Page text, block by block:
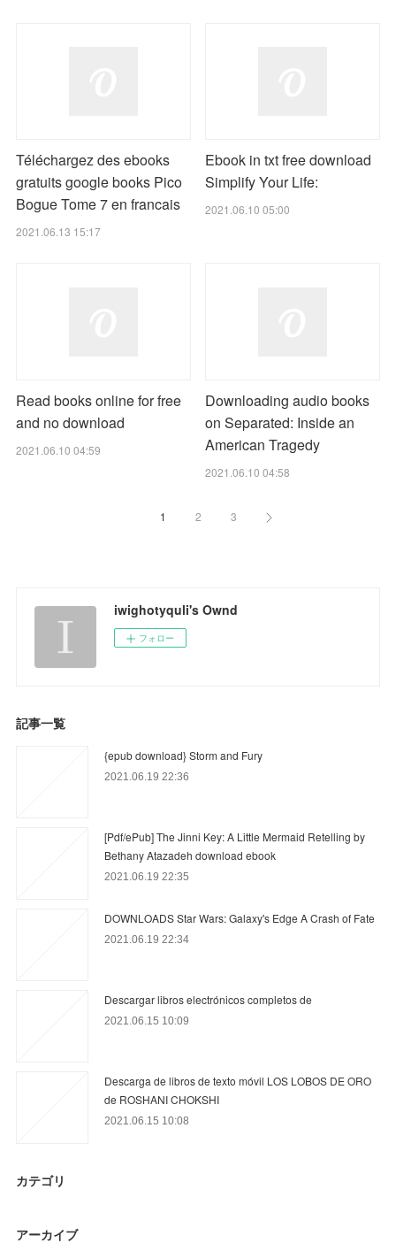
Téléchargez des ebooks
gratuits google books Pico
Bogue Tome 7 en francais
2021.06.13 15:17
Ebook in txt free download
Simplify Your Life:
2021.06.10 05:00
Read books online for free
and no download
2021.06.10 04:59
Downloading audio books
on Separated: Inside an
American Tragedy
2021.06.10 04:58
1 2 3
iwighotyquli's Ownd
フォロー
記事一覧
{epub download} Storm and Fury
2021.06.19 22:36
[Pdf/ePub] The Jinni Key: A Little Mermaid Retelling by
Bethany Atazadeh download ebook
2021.06.19 22:35
DOWNLOADS Star Wars: Galaxy's Edge A Crash of Fate
2021.06.19 22:34
Descargar libros electrónicos completos de
2021.06.15 10:09
Descarga de libros de texto móvil LOS LOBOS DE ORO
de ROSHANI CHOKSHI
2021.06.15 10:08
カテゴリ
アーカイブ